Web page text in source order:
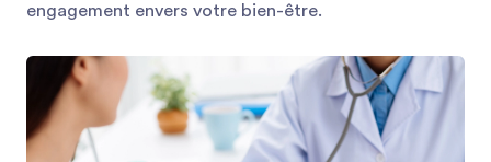
engagement envers votre bien-être.